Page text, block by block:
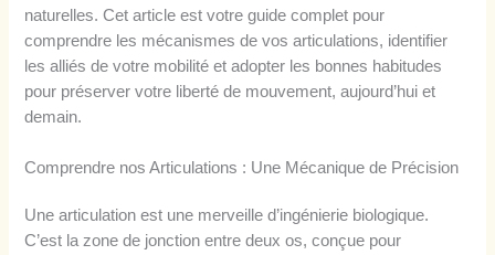
naturelles. Cet article est votre guide complet pour
comprendre les mécanismes de vos articulations, identifier
les alliés de votre mobilité et adopter les bonnes habitudes
pour préserver votre liberté de mouvement, aujourd’hui et
demain.
Comprendre nos Articulations : Une Mécanique de Précision
Une articulation est une merveille d’ingénierie biologique.
C’est la zone de jonction entre deux os, conçue pour